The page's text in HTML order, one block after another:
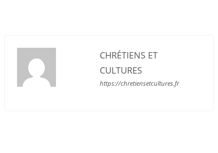
CHRÉTIENS ET
CULTURES
https://chretiensetcultures.fr